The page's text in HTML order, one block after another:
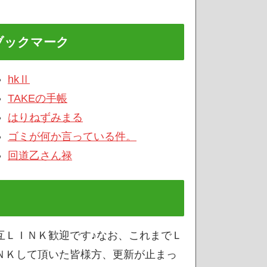
ックマーク
hkⅡ
TAKEの手帳
はりねずみまる
ゴミが何か言っている件。
回道乙さん禄
ＬＩＮＫ歓迎です♪なお、これまでＬ
Ｋして頂いた皆様方、更新が止まっ